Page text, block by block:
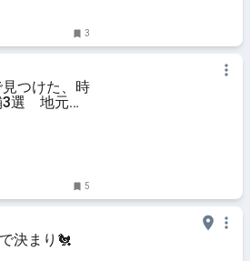
3
つけた、時
3選 地元客
5
決まり🐔